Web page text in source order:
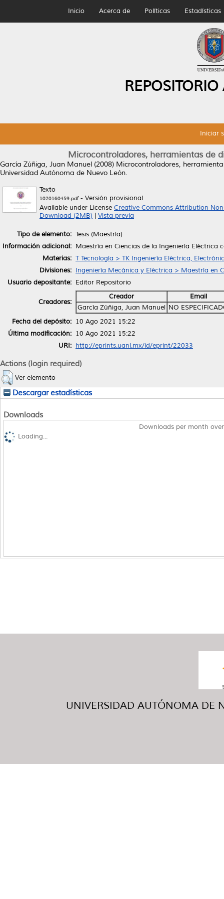
Inicio Acerca de Políticas Estadísticas
Iniciar
Microcontroladores, herramientas de
García Zúñiga, Juan Manuel (2008) Microcontroladores,
Universidad Autónoma de Nuevo León.
Texto
1020160459.pdf- Versión provisional
Available under License Creative Commons Attribution
Download (2MB)
Vista previa
Tipo de elemento: Tesis (Maestría)
Información adicional: Maestría en Ciencias de la Ingeniería Eléctrica
Materias: T Tecnología > TK Ingeniería Eléctrica,
Divisiones: Ingeniería Mecánica y Eléctrica > Maestría en
Usuario depositante: Editor Repositorio
Creadores:
Creador
Email
García Zúñiga, Juan Manuel NO
Fecha del depósito: 10 Ago 2021 15:22
Última modificación: 10 Ago 2021 15:22
URI: http://eprints.uanl.mx/id/eprint/22033
Actions (login required)
Ver elemento
Descargar estadísticas
Downloads
Downloads per month
Loading...
UNIVERSIDAD AUTÓNOMA DE